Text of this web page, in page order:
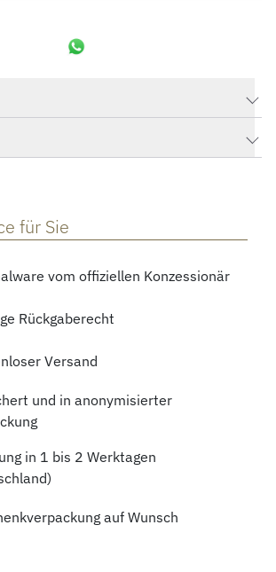
für Sie
vom offiziellen Konzessionär
Rückgaberecht
Versand
und in anonymisierter
in 1 bis 2 Werktagen
auf Wunsch